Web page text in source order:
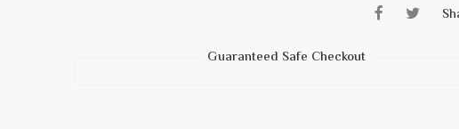
Guaranteed Safe Checkout